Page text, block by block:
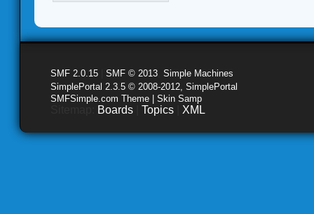
SMF 2.0.15 SMF © 2013 Simple Machines
SimplePortal 2.3.5 © 2008-2012, SimplePortal
SMFSimple.com Theme | Skin Samp
Boards Topics XML